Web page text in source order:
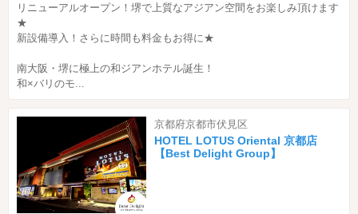
リニューアルオープン！堺で上質なアジアン空間をお楽しみ頂けます
★
新設備導入！さらに時間も料金もお得に★
南大阪・堺に極上の和ジアンホテル誕生！
和×バリのモ...
京都府京都市伏見区
HOTEL LOTUS Oriental 京都店
【Best Delight Group】